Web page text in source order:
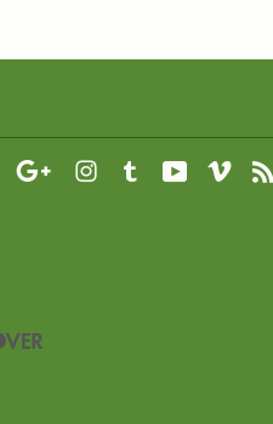
Pinterest Google InstagramTumblr YouTubeVimeo